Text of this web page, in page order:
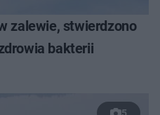
zalewie, stwierdzono
bakterii
5